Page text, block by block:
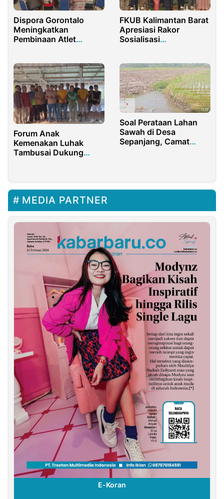
Dispora Gorontalo
Meningkatkan
Pembinaan Atlet
FKUB Kalimantan Barat
Apresiasi Rakor
Sosialisasi
Media Massa
Forum Anak
Kemenakan Luhak
Tambusai Dukung
Soal Perataan Lahan
Sawah di Desa
Sepanjang, Camat
MEDIA PARTNER
E-Koran